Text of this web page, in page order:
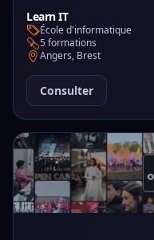
Learn IT
École d'informatique
5 formations
Angers, Brest
Consulter